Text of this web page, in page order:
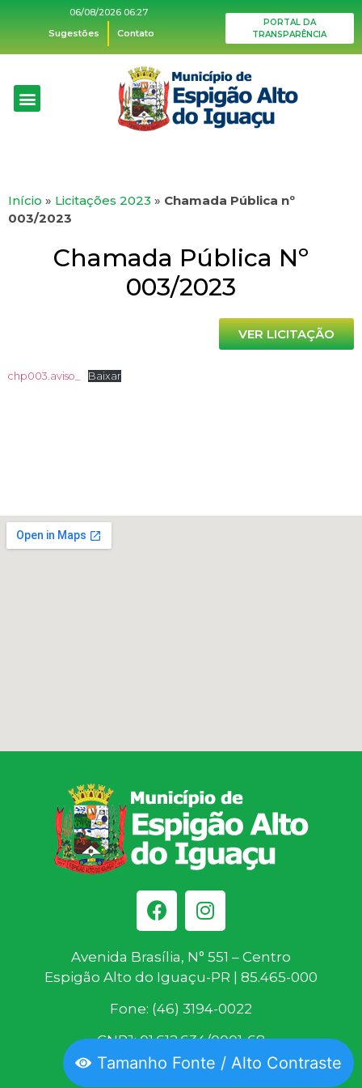
06/08/2026 06:27
Sugestões
Contato
PORTAL DA
TRANSPARÊNCIA
Início » Licitações 2023 » Chamada Pública nº
003/2023
Chamada Pública Nº
003/2023
VER LICITAÇÃO
chp003.aviso_ Baixar
Avenida Brasília, N° 551 – Centro
Espigão Alto do Iguaçu-PR | 85.465-000
Fone: (46) 3194-0022
CNPJ: 01.612.634/0001-68
Tamanho Fonte / Alto Contraste